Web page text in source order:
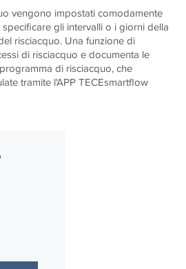
vengono impostati comodamente
gli intervalli o i giorni della
risciacquo. Una funzione di
di risciacquo e documenta le
di risciacquo, che
tramite l'APP TECEsmartflow